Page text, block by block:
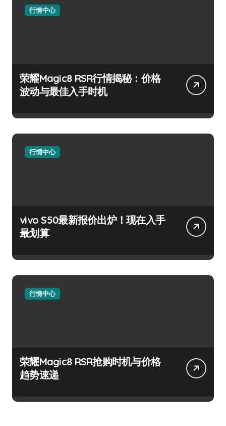
行情中心
荣耀Magic8 RSR行情揭秘：价格
波动与最佳入手时机
行情中心
vivo S50最新报价出炉！现在入手
最划算
行情中心
荣耀Magic8 RSR抢购时机与价格
趋势速递